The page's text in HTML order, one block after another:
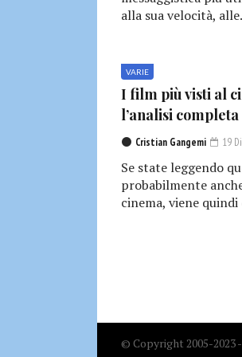
alla sua velocità,
VARIE
I film più visti al
l’analisi
Cristian Gangemi 19
Se state leggendo
probabilmente
cinema, viene quindi
© Copyright 2005-2023